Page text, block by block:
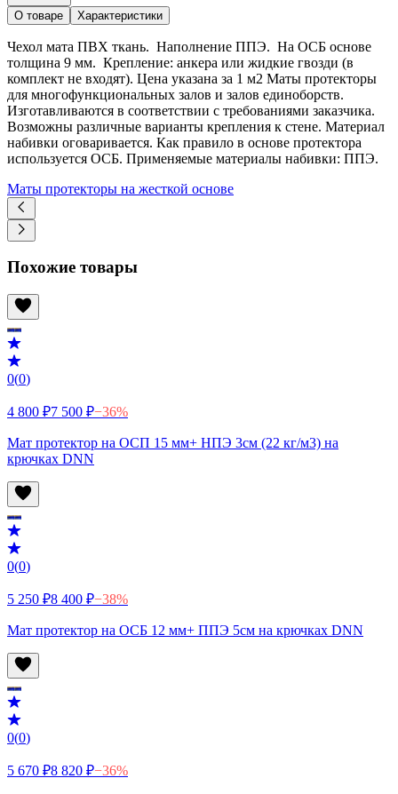
О товаре Характеристики
Чехол мата ПВХ ткань. Наполнение ППЭ. На ОСБ основе
толщина 9 мм. Крепление: анкера или жидкие гвозди (в
комплект не входят). Цена указана за 1 м2 Маты протекторы
для многофункциональных залов и залов единоборств.
Изготавливаются в соответствии с требованиями заказчика.
Возможны различные варианты крепления к стене. Материал
набивки оговаривается. Как правило в основе протектора
используется ОСБ. Применяемые материалы набивки: ППЭ.
Маты протекторы на жесткой основе
Похожие товары
0(0)
4 800 ₽7 500 ₽−36%
Мат протектор на ОСП 15 мм+ НПЭ 3см (22 кг/м3) на
крючках DNN
0(0)
5 250 ₽8 400 ₽−38%
Мат протектор на ОСБ 12 мм+ ППЭ 5см на крючках DNN
0(0)
5 670 ₽8 820 ₽−36%